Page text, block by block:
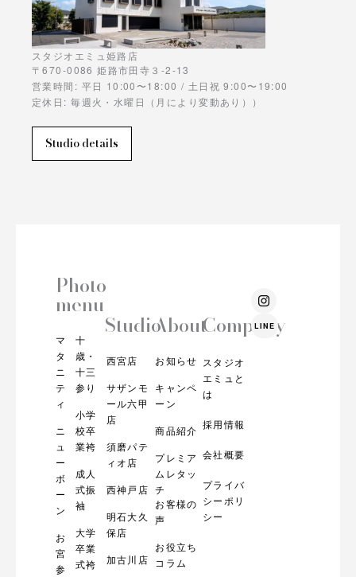
スタジオエミュ姫路店
〒670-0086 姫路市田寺３-2-13
営業時間: 平日 10:00〜18:00 / 土日祝 9:00〜19:00
定休日: 毎週火・水曜日（月により変動あり））
Studio details
Photo
menu
マ
タ
ニ
テ
ィ
ニ
ュ
ー
ボ
ー
ン
お
宮
参
十
歳・
十三
参り
小学
校卒
業袴
成人
式振
袖
大学
卒業
式袴
Studio
西宮店
サザンモ
ール六甲
店
須磨パテ
ィオ店
西神戸店
明石大久
保店
加古川店
About
お知らせ
キャンペ
ーン
商品紹介
プレミア
ムレタッ
チ
お客様の
声
お役立ち
コラム
Company
スタジオ
エミュと
は
採用情報
会社概要
プライバ
シーポリ
シー
I
n
s
t
LINE